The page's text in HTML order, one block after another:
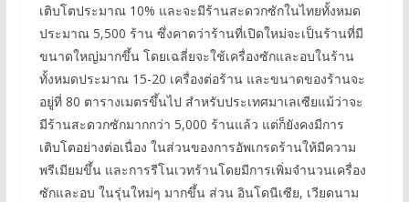
เติบโตประมาณ 10% และจะมีร้านสะดวกซักในไทยทั้งหมด
ประมาณ 5,500 ร้าน ซึ่งคาดว่าร้านที่เปิดใหม่จะเป็นร้านที่มี
ขนาดใหญ่มากขึ้น โดยเฉลี่ยจะใช้เครื่องซักและอบในร้าน
ทั้งหมดประมาณ 15-20 เครื่องต่อร้าน และขนาดของร้านจะ
อยู่ที่ 80 ตารางเมตรขึ้นไป สำหรับประเทศมาเลเซียแม้ว่าจะ
มีร้านสะดวกซักมากกว่า 5,000 ร้านแล้ว แต่ก็ยังคงมีการ
เติบโตอย่างต่อเนื่อง ในส่วนของการอัพเกรดร้านให้มีความ
พรีเมียมขึ้น และการรีโนเวทร้านโดยมีการเพิ่มจำนวนเครื่อง
ซักและอบ ในรุ่นใหม่ๆ มากขึ้น ส่วน อินโดนีเซีย, เวียดนาม